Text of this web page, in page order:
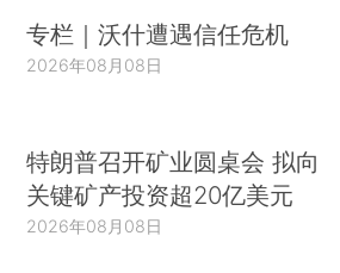
专栏｜沃什遭遇信任危机
2026年08月08日
特朗普召开矿业圆桌会 拟向
关键矿产投资超20亿美元
2026年08月08日